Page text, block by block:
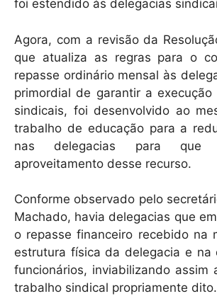
foi estendido às delegacias
Agora, com a revisão da
que atualiza as regras para o
repasse ordinário mensal às
primordial de garantir a
sindicais, foi desenvolvido ao
trabalho de educação para a
nas delegacias para que
aproveitamento desse recurso.
Conforme observado pelo
Machado, havia delegacias que
o repasse financeiro recebido na
estrutura física da delegacia e na
funcionários, inviabilizando assim
trabalho sindical propriamente dito.